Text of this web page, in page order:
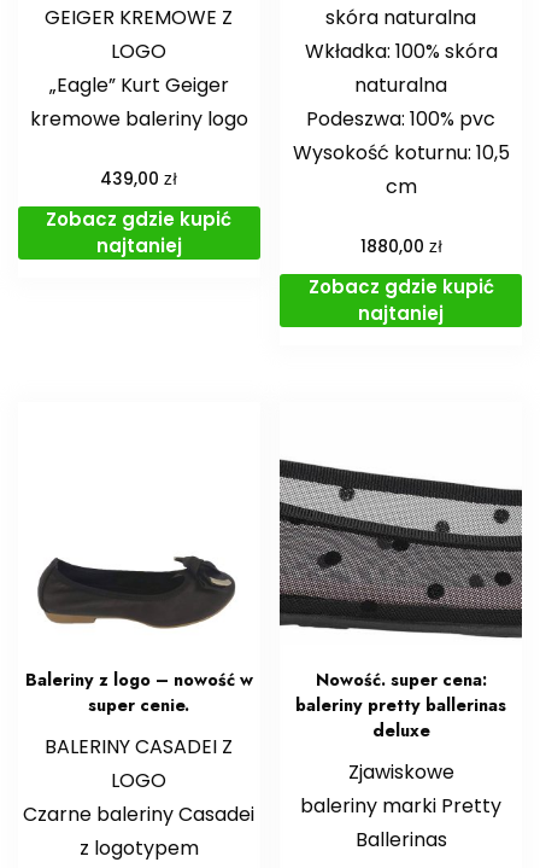
GEIGER KREMOWE Z
LOGO
„Eagle” Kurt Geiger
kremowe baleriny logo
439,00zł
Zobacz gdzie kupić
najtaniej
skóra naturalna
Wkładka: 100% skóra
naturalna
Podeszwa: 100% pvc
Wysokość koturnu: 10,5
cm
1880,00 zł
Zobacz gdzie kupić
najtaniej
Baleriny z logo – nowość w
super cenie.
BALERINY CASADEI Z
LOGO
Czarne baleriny Casadei
z logotypem
Nowość. super cena:
baleriny pretty ballerinas
deluxe
Zjawiskowe
baleriny marki Pretty
Ballerinas